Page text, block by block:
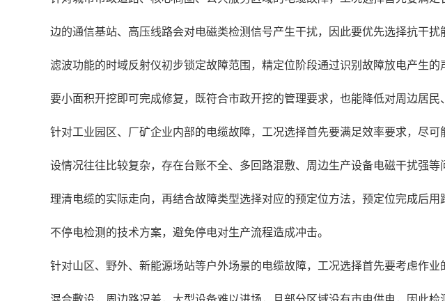
边的通信基站、高压线路会对电磁类检测信号产生干扰，因此要优先选择抗干
滤波功能的时域反射仪初步锁定故障范围，精定位阶段通过识别故障放电产生
要小面积开挖即可完成修复，既符合市政开挖的管理要求，也能降低对周边居民
针对工业园区、厂矿企业内部的电缆故障，工况选择首先要满足效率要求，尽
设情况往往比较复杂，存在台账不全、多回路混敷、周边生产设备电磁干扰强
理清电缆的实际走向，再结合故障类型选择对应的预定位方法，预定位完成后
不停电检测的技术方案，避免停电对生产流程造成冲击。
针对山区、野外、新能源场站等户外场景的电缆故障，工况选择首先要考虑作